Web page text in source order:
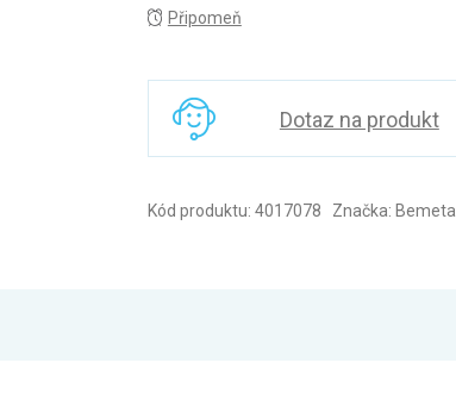
Připomeň
Dotaz na produkt
Kód produktu: 4017078 Značka: Bemeta